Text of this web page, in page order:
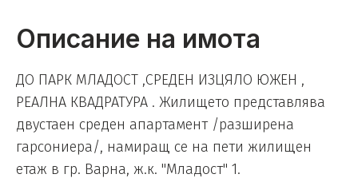
Описание на имота
ДО ПАРК МЛАДОСТ ,СРЕДЕН ИЗЦЯЛО ЮЖЕН ,
РЕАЛНА КВАДРАТУРА . Жилището представлява
двустаен среден апартамент /разширена
гарсониера/, намиращ се на пети жилищен
етаж в гр. Варна, ж.к. "Младост" 1.